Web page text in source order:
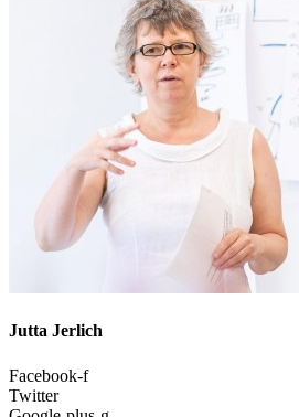
Jutta Jerlich
Facebook-f
Twitter